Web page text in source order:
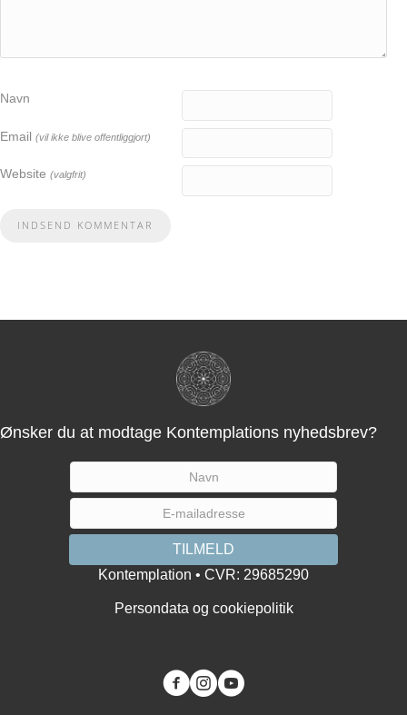
Navn
Email (vil ikke blive offentliggjort)
Website (valgfrit)
Ønsker du at modtage Kontemplations nyhedsbrev?
Kontemplation • CVR: 29685290
Persondata og cookiepolitik
You tube